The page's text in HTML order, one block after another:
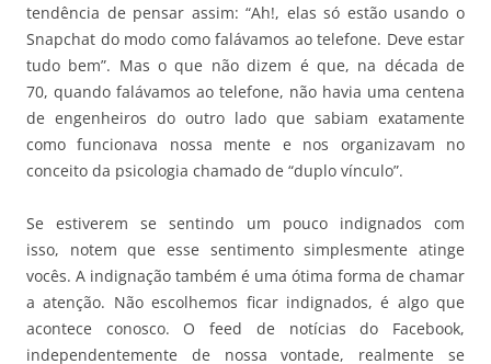
tendência de pensar assim: “Ah!, elas só estão usando o
Snapchat do modo como falávamos ao telefone. Deve estar
tudo bem”. Mas o que não dizem é que, na década de
70, quando falávamos ao telefone, não havia uma centena
de engenheiros do outro lado que sabiam exatamente
como funcionava nossa mente e nos organizavam no
conceito da psicologia chamado de “duplo vínculo”.
Se estiverem se sentindo um pouco indignados com
isso, notem que esse sentimento simplesmente atinge
vocês. A indignação também é uma ótima forma de chamar
a atenção. Não escolhemos ficar indignados, é algo que
acontece conosco. O feed de notícias do Facebook,
independentemente de nossa vontade, realmente se